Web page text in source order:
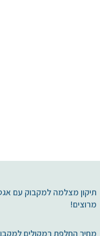
מרוצים!
מחיר החלפת רמקולים